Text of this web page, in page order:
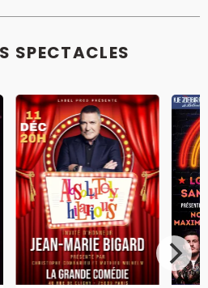
SPECTACLES